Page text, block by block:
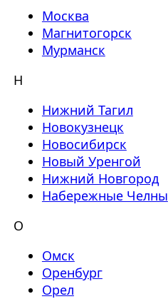
Москва
Магнитогорск
Мурманск
Н
Нижний Тагил
Новокузнецк
Новосибирск
Новый Уренгой
Нижний Новгород
Набережные Челны
О
Омск
Оренбург
Орел